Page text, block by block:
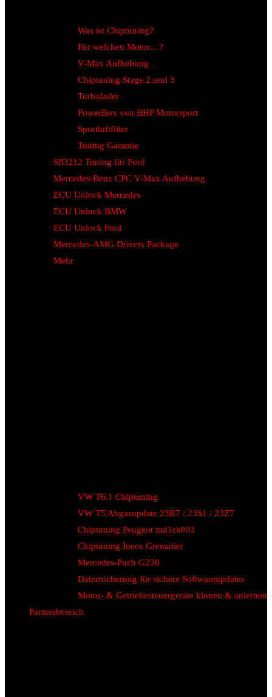
Was ist Chiptuning?
Für welchen Motor…?
V-Max Aufhebung
Chiptuning Stage 2 und 3
Turbolader
PowerBox von BHP Motorsport
Sportluftfilter
Tuning Garantie
SID212 Tuning für Ford
Mercedes-Benz CPC V-Max Aufhebung
ECU Unlock Mercedes
ECU Unlock BMW
ECU Unlock Ford
Mercedes-AMG Drivers Package
Mehr
VW T6.1 Chiptuning
VW T5 Abgasupdate 23R7 / 23S1 / 23Z7
Chiptuning Peugeot md1cs003
Chiptuning Ineos Grenadier
Mercedes-Puch G230
Datensicherung für sichere Softwareupdates
Motor- & Getriebesteuergeräte klonen & anlernen
Partnerbereich